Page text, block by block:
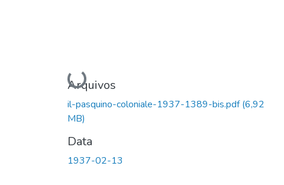
Carregando...
Arquivos
il-pasquino-coloniale-1937-1389-bis.pdf(6,92
MB)
Data
1937-02-13